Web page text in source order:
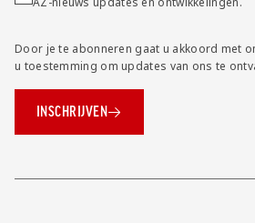
Door je te abonneren gaat u akkoord met
u toestemming om updates van ons te
INSCHRIJVEN